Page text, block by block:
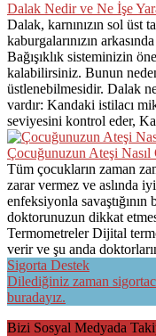
Dalak Nedir ve Ne İşe
Dalak, karnınızın sol üst
kaburgalarınızın
Bağışıklık sisteminizin
kalabilirsiniz. Bunun
üstlenebilmesidir. Dalak
vardır: Kandaki istilacı
seviyesini kontrol eder,
Çocuğunuzun Ateşi
Tüm çocukların zaman
zarar vermez ve aslında
enfeksiyonla
doktorunuzun dikkat
Termometreler Dijital
verir ve şu anda
Sigorta Destek
Dilediğiniz zaman
buradayız.
Bizi Sosyal Medyada